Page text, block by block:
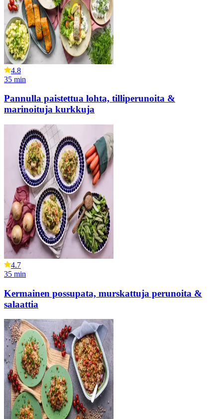
4.8
35 min
Pannulla paistettua lohta, tilliperunoita &
marinoituja kurkkuja
4.7
35 min
Kermainen possupata, murskattuja perunoita &
salaattia